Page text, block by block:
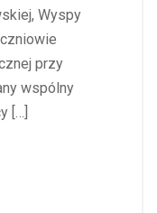
Wyspy
przy
wspólny
[…]